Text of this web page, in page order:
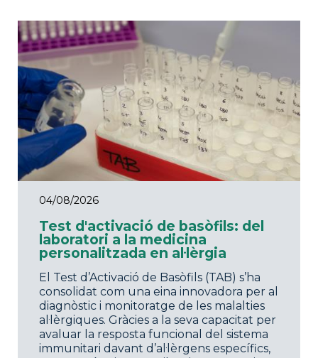
04/08/2026
Test d'activació de basòfils: del
laboratori a la medicina
personalitzada en al·lèrgia
El Test d’Activació de Basòfils (TAB) s’ha
consolidat com una eina innovadora per al
diagnòstic i monitoratge de les malalties
al·lèrgiques. Gràcies a la seva capacitat per
avaluar la resposta funcional del sistema
immunitari davant d’al·lèrgens específics,